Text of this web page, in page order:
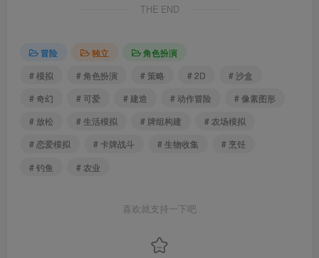
THE END
冒险 独立
角色扮演
# 模拟
# 角色扮演 # 策略 # 2D
# 沙盒
# 奇幻
# 可爱 # 建造 # 动作冒险
# 像素图形
# 放松
# 生活模拟 # 牌组构建
# 农场模拟
# 恋爱模拟
# 卡牌战斗 # 生物收集
# 烹饪
# 钓鱼
# 农业
喜欢就支持一下吧